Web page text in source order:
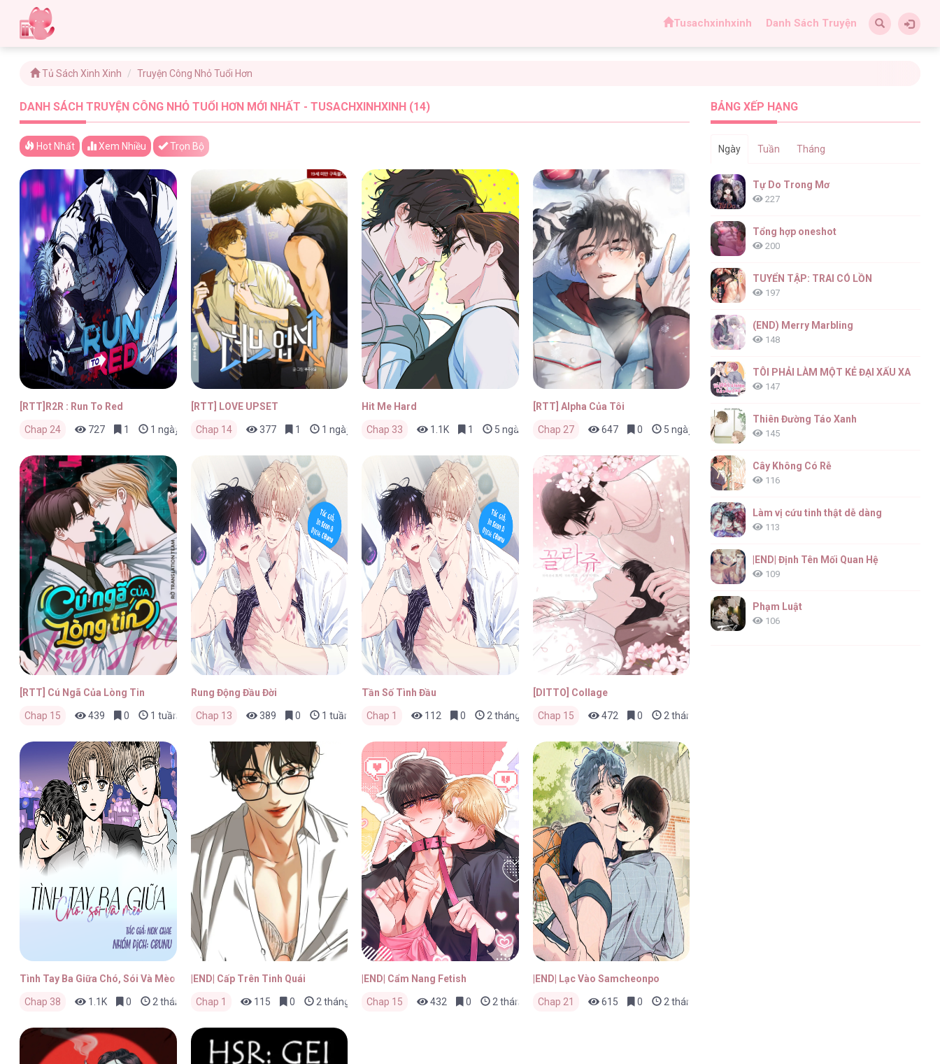
Tusachxinhxinh Danh Sách Truyện
Tủ Sách Xinh Xinh Truyện Công Nhỏ Tuổi Hơn
DANH SÁCH TRUYỆN CÔNG NHỎ TUỔI HƠN MỚI NHẤT - TUSACHXINHXINH (14)
Hot Nhất Xem Nhiều Trọn Bộ
[RTT]R2R : Run To Red
Chap 24 727 1 1 ngày trước
[RTT] LOVE UPSET
Chap 14 377 1 1 ngày trước
Hit Me Hard
Chap 33 1.1K 1 5 ngày trước
[RTT] Alpha Của Tôi
Chap 27 647 0 5 ngày trước
[RTT] Cú Ngã Của Lòng Tin
Chap 15 439 0 1 tuần trước
Rung Động Đầu Đời
Chap 13 389 0 1 tuần trước
Tần Số Tình Đầu
Chap 1 112 0 2 tháng trước
[DITTO] Collage
Chap 15 472 0 2 tháng trước
Tình Tay Ba Giữa Chó, Sói Và Mèo
Chap 38 1.1K 0 2 tháng trước
|END| Cấp Trên Tinh Quái
Chap 1 115 0 2 tháng trước
|END| Cẩm Nang Fetish
Chap 15 432 0 2 tháng trước
|END| Lạc Vào Samcheonpo
Chap 21 615 0 2 tháng trước
BẢNG XẾP HẠNG
Ngày Tuần Tháng
Tự Do Trong Mơ
227
Tổng hợp oneshot
200
TUYỂN TẬP: TRAI CÓ LỒN
197
(END) Merry Marbling
148
TÔI PHẢI LÀM MỘT KẺ ĐẠI XẤU XA
147
Thiên Đường Táo Xanh
145
Cây Không Có Rễ
116
Làm vị cứu tinh thật dễ dàng
113
|END| Định Tên Mối Quan Hệ
109
Phạm Luật
106